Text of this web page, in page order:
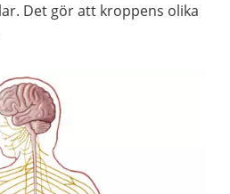
Det gör att kroppens olika